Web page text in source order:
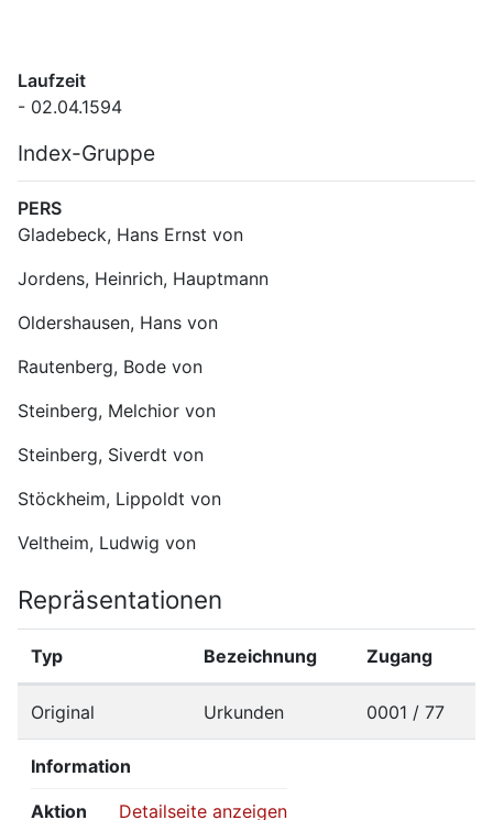
Laufzeit
- 02.04.1594
Index-Gruppe
PERS
Gladebeck, Hans Ernst von
Jordens, Heinrich, Hauptmann
Oldershausen, Hans von
Rautenberg, Bode von
Steinberg, Melchior von
Steinberg, Siverdt von
Stöckheim, Lippoldt von
Veltheim, Ludwig von
Repräsentationen
Typ Bezeichnung Zugang
Original Urkunden 0001 / 77
Information
Aktion Detailseite anzeigen